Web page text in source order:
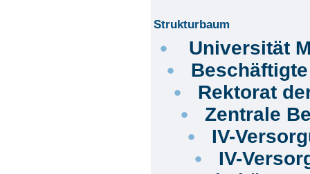
Strukturbaum
Universität
Beschäftigte
Rektorat
Zentrale
IV-
IV-